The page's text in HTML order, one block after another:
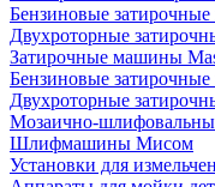
Бензиновые
Двухроторные
Затирочные машины
Бензиновые
Двухроторные
Мозаично-
Шлифмашины Мисом
Установки для